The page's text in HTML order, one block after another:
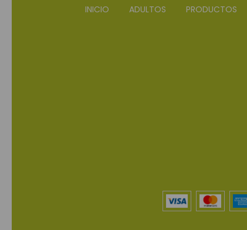
INICIO ADULTOS PRODUCTOS